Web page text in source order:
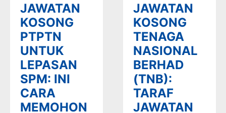
JAWATAN
KOSONG
PTPTN
UNTUK
LEPASAN
SPM: INI
CARA
MEMOHON
JAWATAN
KOSONG
TENAGA
NASIONAL
BERHAD
(TNB):
TARAF
JAWATAN